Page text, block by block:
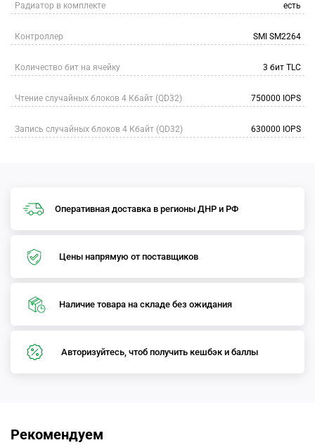
Радиатор в комплекте есть
Контроллер SMI SM2264
Количество бит на ячейку 3 бит TLC
Чтение случайных блоков 4 Кбайт (QD32) 750000 IOPS
Запись случайных блоков 4 Кбайт (QD32) 630000 IOPS
Оперативная доставка в регионы ДНР и РФ
Цены напрямую от поставщиков
Наличие товара на складе без ожидания
Авторизуйтесь, чтоб получить кешбэк и баллы
Рекомендуем